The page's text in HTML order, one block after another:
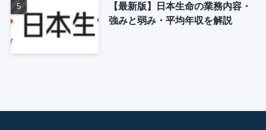
【最新版】日本生命の業務内容・
強みと弱み・平均年収を解説